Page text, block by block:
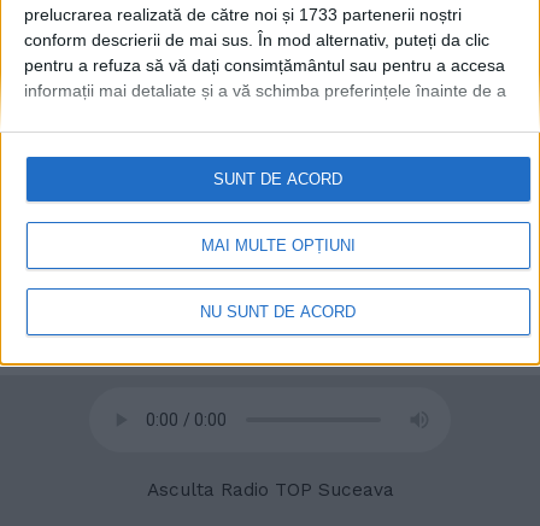
prelucrarea realizată de către noi și 1733 partenerii noștri
conform descrierii de mai sus. În mod alternativ, puteți da clic
pentru a refuza să vă dați consimțământul sau pentru a accesa
informații mai detaliate și a vă schimba preferințele înainte de a
retrageți consimțământul în orice moment, revenind la acest site
și făcând clic pe butonul "Confidențialitate" din partea de jos a
paginii web.
MAI MULTE OPȚIUNI
NU SUNT DE ACORD
SUNT DE ACORD
© 2020Radio TOP Suceava 104 FM
Asculta Radio TOP Suceava